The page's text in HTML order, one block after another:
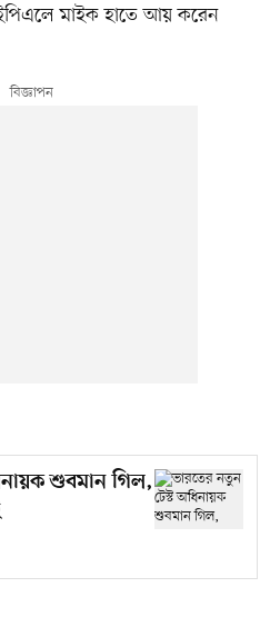
মাইক হাতে আয় করেন
শুবমান গিল,